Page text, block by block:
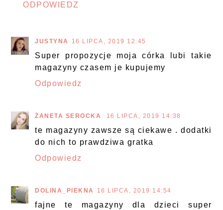
ODPOWIEDZ
JUSTYNA 16 LIPCA, 2019 12:45
Super propozycje moja córka lubi takie
magazyny czasem je kupujemy
Odpowiedz
ŻANETA SEROCKA 16 LIPCA, 2019 14:38
te magazyny zawsze są ciekawe . dodatki
do nich to prawdziwa gratka
Odpowiedz
DOLINA_PIEKNA 16 LIPCA, 2019 14:54
fajne te magazyny dla dzieci super